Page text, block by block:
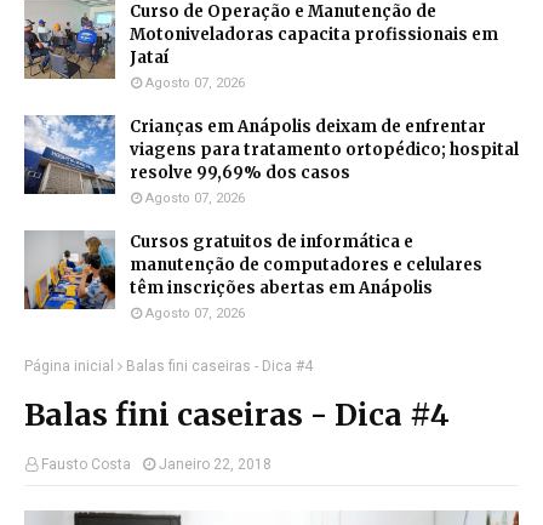
Curso de Operação e Manutenção de
Motoniveladoras capacita profissionais em
Jataí
Agosto 07, 2026
Crianças em Anápolis deixam de enfrentar
viagens para tratamento ortopédico; hospital
resolve 99,69% dos casos
Agosto 07, 2026
Cursos gratuitos de informática e
manutenção de computadores e celulares
têm inscrições abertas em Anápolis
Agosto 07, 2026
Página inicial Balas fini caseiras - Dica #4
Balas fini caseiras - Dica #4
Fausto Costa Janeiro 22, 2018